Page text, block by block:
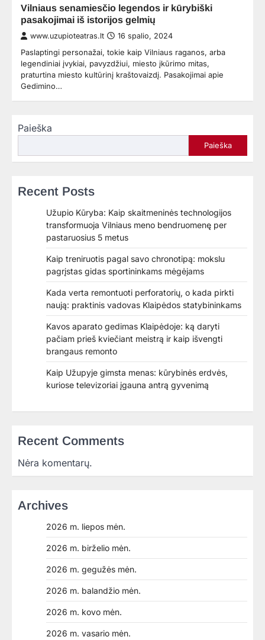
Vilniaus senamiesčio legendos ir kūrybiški
pasakojimai iš istorijos gelmių
www.uzupioteatras.lt 16 spalio, 2024
Paslaptingi personažai, tokie kaip Vilniaus raganos, arba
legendiniai įvykiai, pavyzdžiui, miesto įkūrimo mitas,
praturtina miesto kultūrinį kraštovaizdį. Pasakojimai apie
Gedimino…
Paieška
Paieška
Recent Posts
Užupio Kūryba: Kaip skaitmeninės technologijos
transformuoja Vilniaus meno bendruomenę per
pastaruosius 5 metus
Kaip treniruotis pagal savo chronotipą: mokslu
pagrįstas gidas sportininkams mėgėjams
Kada verta remontuoti perforatorių, o kada pirkti
naują: praktinis vadovas Klaipėdos statybininkams
Kavos aparato gedimas Klaipėdoje: ką daryti
pačiam prieš kviečiant meistrą ir kaip išvengti
brangaus remonto
Kaip Užupyje gimsta menas: kūrybinės erdvės,
kuriose televizoriai įgauna antrą gyvenimą
Recent Comments
Nėra komentarų.
Archives
2026 m. liepos mėn.
2026 m. birželio mėn.
2026 m. gegužės mėn.
2026 m. balandžio mėn.
2026 m. kovo mėn.
2026 m. vasario mėn.